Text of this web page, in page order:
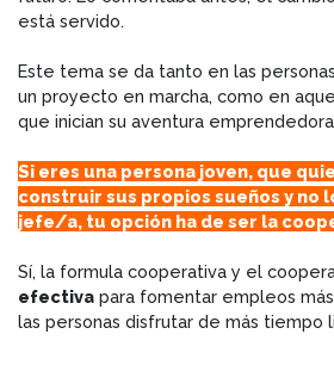
está servido.
Este tema se da tanto en las
un proyecto en marcha, como en
que inician su aventura
Si eres una persona joven, que
construir sus propios sueños y no
jefe/a, tu opción ha de ser la
Sí, la formula cooperativa y el
efectiva para fomentar empleos
las personas disfrutar de más tiempo